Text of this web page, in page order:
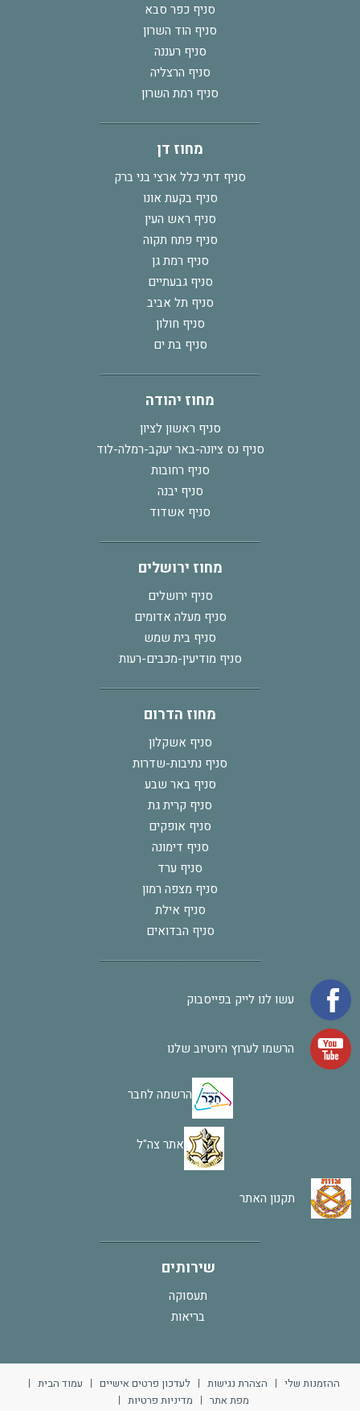
סניף כפר סבא
סניף הוד השרון
סניף רעננה
סניף הרצליה
סניף רמת השרון
מחוז דן
סניף דתי כלל ארצי בני ברק
סניף בקעת אונו
סניף ראש העין
סניף פתח תקוה
סניף רמת גן
סניף גבעתיים
סניף תל אביב
סניף חולון
סניף בת ים
מחוז יהודה
סניף ראשון לציון
סניף נס ציונה-באר יעקב-רמלה-לוד
סניף רחובות
סניף יבנה
סניף אשדוד
מחוז ירושלים
סניף ירושלים
סניף מעלה אדומים
סניף בית שמש
סניף מודיעין-מכבים-רעות
מחוז הדרום
סניף אשקלון
סניף נתיבות-שדרות
סניף באר שבע
סניף קרית גת
סניף אופקים
סניף דימונה
סניף ערד
סניף מצפה רמון
סניף אילת
סניף הבדואים
עשו לנו לייק בפייסבוק
הרשמו לערוץ היוטיוב שלנו
הרשמה לחבר
אתר צה"ל
תקנון האתר
שירותים
תעסוקה
בריאות
ההזמנות שלי הצהרת נגישות לעדכון פרטים אישיים
עמוד הבית
מפת אתר
מדיניות פרטיות